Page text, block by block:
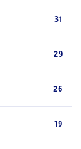
31
29
26
19